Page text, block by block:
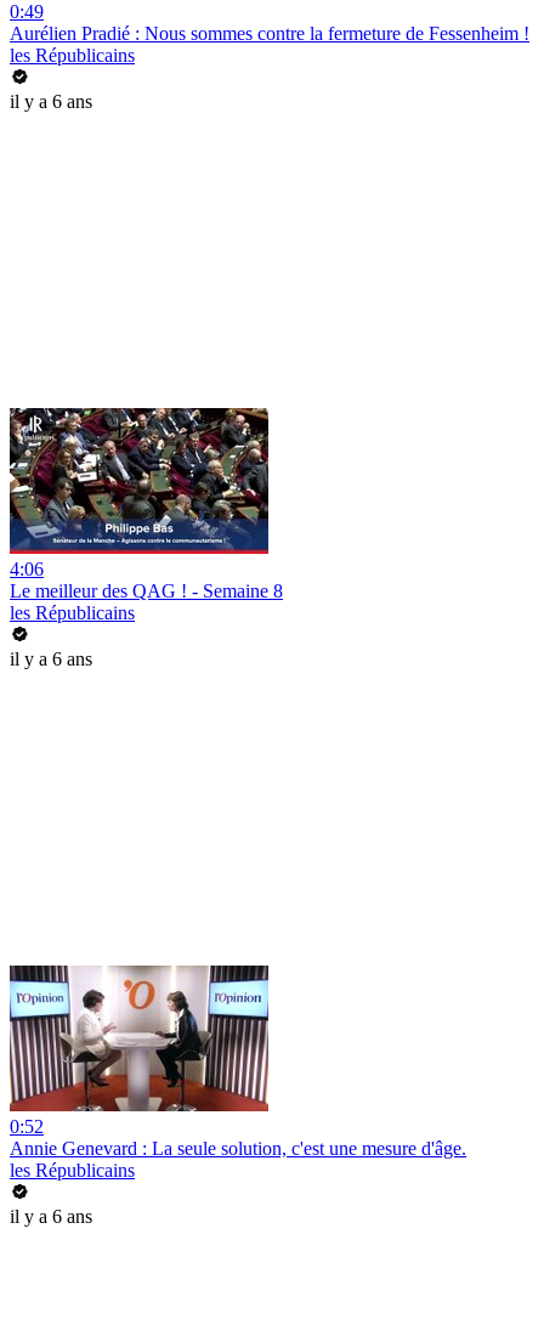
0:49
Aurélien Pradié : Nous sommes contre la fermeture de Fessenheim !
les Républicains
il y a 6 ans
4:06
Le meilleur des QAG ! - Semaine 8
les Républicains
il y a 6 ans
0:52
Annie Genevard : La seule solution, c'est une mesure d'âge.
les Républicains
il y a 6 ans